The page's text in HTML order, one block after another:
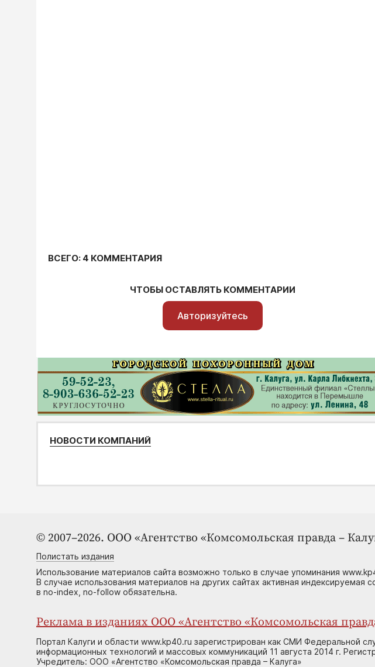
ВСЕГО: 4 КОММЕНТАРИЯ
ЧТОБЫ ОСТАВЛЯТЬ КОММЕНТАРИИ
Авторизуйтесь
НОВОСТИ КОМПАНИЙ
© 2007–2026. ООО «Агентство «Комсомольская правда –
Полистать издания
Использование материалов сайта возможно только в случае упоминания
В случае использования материалов на других сайтах активная индексируемая
в no-index, no-follow обязательна.
Реклама в изданиях ООО «Агентство «Комсомольская
Портал Калуги и области www.kp40.ru зарегистрирован как СМИ Федеральной
информационных технологий и массовых коммуникаций 11 августа 2014 г.
Учредитель: ООО «Агентство «Комсомольская правда – Калуга»